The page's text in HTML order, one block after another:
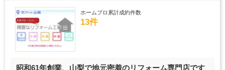
ホームプロ累計成約件数
13件
昭和61年創業、山梨で地元密着のリフォーム専門店です